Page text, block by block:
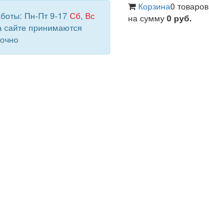
Пн-Пт 9-17 Сб, Вс
сайте принимаются
Корзина0 товаров
на сумму 0 руб.